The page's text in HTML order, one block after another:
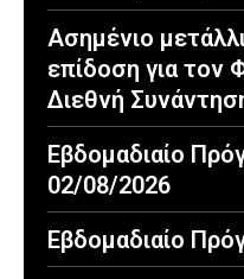
Ασημένιο
επίδοση για τον
Διεθνή
Εβδομαδιαίο
02/08/2026
Εβδομαδιαίο